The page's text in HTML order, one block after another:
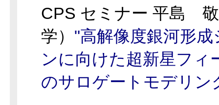
CPS セミナー 平島
学） "高解像度銀河形
ンに向けた超新星フィ
のサロゲートモデリン